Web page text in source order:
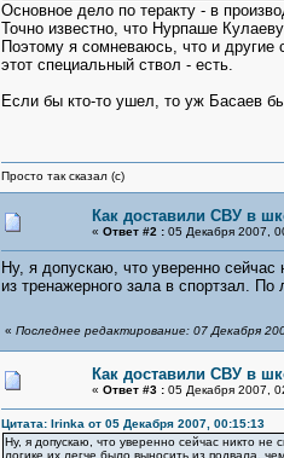
Основное дело по теракту - в
Точно известно, что Нурпаше
Поэтому я сомневаюсь, что и другие
этот специальный ствол - есть.
Если бы кто-то ушел, то уж Басаев
Просто так сказал (с)
Как доставили СВУ в
« Ответ #2 : 05 Декабря 2007,
Ну, я допускаю, что уверенно сейчас
из тренажерного зала в спортзал.
« Последнее редактирование: 07 Декабря
Как доставили СВУ в
« Ответ #3 : 05 Декабря 2007,
Цитата: Irinka от 05 Декабря 2007, 00:15:13
Ну, я допускаю, что уверенно сейчас никто не
логике их легче было выносить из подвала,